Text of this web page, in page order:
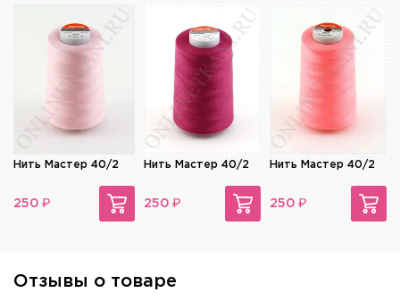
Нить Мастер 40/2
250 ₽
Нить Мастер 40/2
250 ₽
Нить Мастер 40/2
250 ₽
Отзывы о товаре